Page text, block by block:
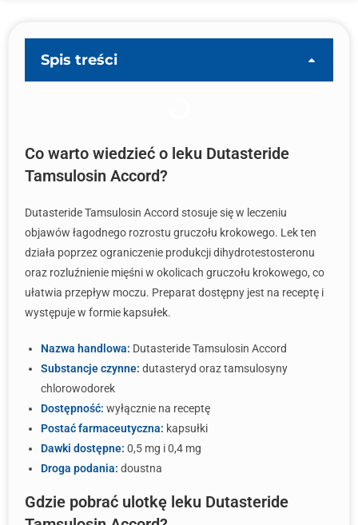
Spis treści
Co warto wiedzieć o leku Dutasteride
Tamsulosin Accord?
Dutasteride Tamsulosin Accord stosuje się w leczeniu
objawów łagodnego rozrostu gruczołu krokowego. Lek ten
działa poprzez ograniczenie produkcji dihydrotestosteronu
oraz rozluźnienie mięśni w okolicach gruczołu krokowego, co
ułatwia przepływ moczu. Preparat dostępny jest na receptę i
występuje w formie kapsułek.
Nazwa handlowa: Dutasteride Tamsulosin Accord
Substancje czynne: dutasteryd oraz tamsulosyny
chlorowodorek
Dostępność: wyłącznie na receptę
Postać farmaceutyczna: kapsułki
Dawki dostępne: 0,5 mg i 0,4 mg
Droga podania: doustna
Gdzie pobrać ulotkę leku Dutasteride